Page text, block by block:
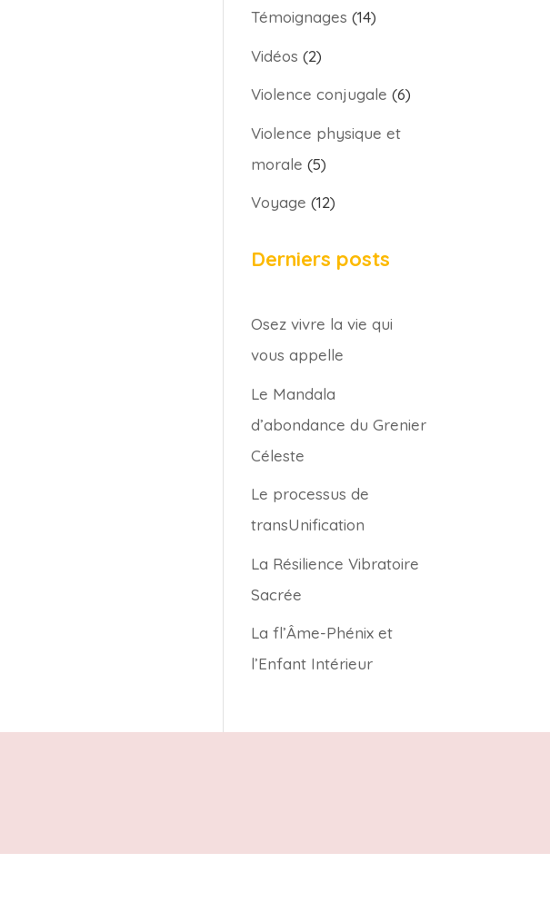
Témoignages (14)
Vidéos (2)
Violence conjugale (6)
Violence physique et
morale (5)
Voyage (12)
Derniers posts
Osez vivre la vie qui
vous appelle
Le Mandala
d’abondance du Grenier
Céleste
Le processus de
transUnification
La Résilience Vibratoire
Sacrée
La fl’Âme-Phénix et
l’Enfant Intérieur